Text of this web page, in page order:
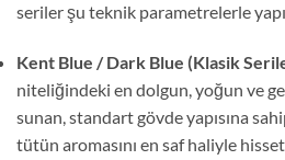
seriler şu teknik parametrelerle
Kent Blue / Dark Blue (Klasik
niteliğindeki en dolgun, yoğun ve
sunan, standart gövde yapısına
tütün aromasını en saf haliyle